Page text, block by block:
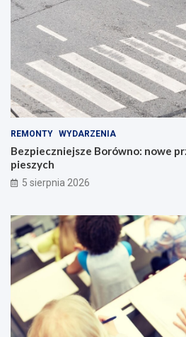
REMONTY WYDARZENIA
Bezpieczniejsze Borówno: nowe
pieszych
5 sierpnia 2026